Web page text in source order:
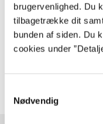
brugervenlighed. Du
tilbagetrække dit
bunden af siden. Du
cookies under
Nødvendig
lorem
Tidsskrift